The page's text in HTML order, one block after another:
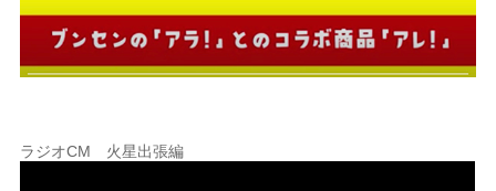
ラジオCM 火星出張編